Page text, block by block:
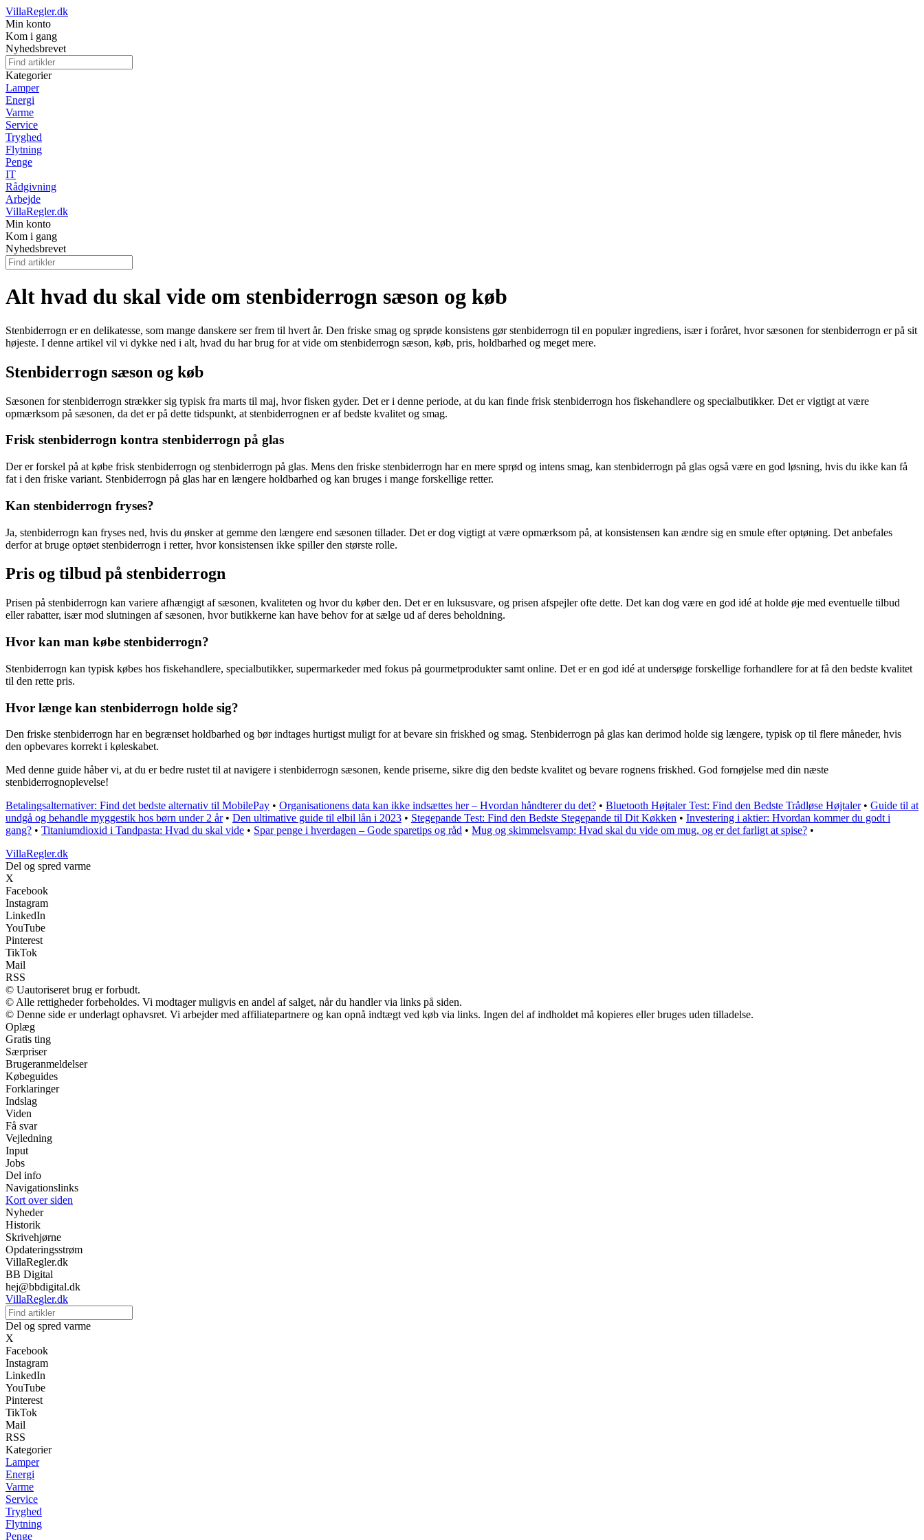
VillaRegler.dk
Min konto
Kom i gang
Nyhedsbrevet
Kategorier
Lamper
Energi
Varme
Service
Tryghed
Flytning
Penge
IT
Rådgivning
Arbejde
VillaRegler.dk
Min konto
Kom i gang
Nyhedsbrevet
Alt hvad du skal vide om stenbiderrogn sæson og køb
Stenbiderrogn er en delikatesse, som mange danskere ser frem til hvert år. Den friske smag og sprøde konsistens gør stenbiderrogn til en populær ingrediens, især i foråret, hvor sæsonen for stenbiderrogn er på sit
højeste. I denne artikel vil vi dykke ned i alt, hvad du har brug for at vide om stenbiderrogn sæson, køb, pris, holdbarhed og meget mere.
Stenbiderrogn sæson og køb
Sæsonen for stenbiderrogn strækker sig typisk fra marts til maj, hvor fisken gyder. Det er i denne periode, at du kan finde frisk stenbiderrogn hos fiskehandlere og specialbutikker. Det er vigtigt at være
opmærksom på sæsonen, da det er på dette tidspunkt, at stenbiderrognen er af bedste kvalitet og smag.
Frisk stenbiderrogn kontra stenbiderrogn på glas
Der er forskel på at købe frisk stenbiderrogn og stenbiderrogn på glas. Mens den friske stenbiderrogn har en mere sprød og intens smag, kan stenbiderrogn på glas også være en god løsning, hvis du ikke kan få
fat i den friske variant. Stenbiderrogn på glas har en længere holdbarhed og kan bruges i mange forskellige retter.
Kan stenbiderrogn fryses?
Ja, stenbiderrogn kan fryses ned, hvis du ønsker at gemme den længere end sæsonen tillader. Det er dog vigtigt at være opmærksom på, at konsistensen kan ændre sig en smule efter optøning. Det anbefales
derfor at bruge optøet stenbiderrogn i retter, hvor konsistensen ikke spiller den største rolle.
Pris og tilbud på stenbiderrogn
Prisen på stenbiderrogn kan variere afhængigt af sæsonen, kvaliteten og hvor du køber den. Det er en luksusvare, og prisen afspejler ofte dette. Det kan dog være en god idé at holde øje med eventuelle tilbud
eller rabatter, især mod slutningen af sæsonen, hvor butikkerne kan have behov for at sælge ud af deres beholdning.
Hvor kan man købe stenbiderrogn?
Stenbiderrogn kan typisk købes hos fiskehandlere, specialbutikker, supermarkeder med fokus på gourmetprodukter samt online. Det er en god idé at undersøge forskellige forhandlere for at få den bedste kvalitet
til den rette pris.
Hvor længe kan stenbiderrogn holde sig?
Den friske stenbiderrogn har en begrænset holdbarhed og bør indtages hurtigst muligt for at bevare sin friskhed og smag. Stenbiderrogn på glas kan derimod holde sig længere, typisk op til flere måneder, hvis
den opbevares korrekt i køleskabet.
Med denne guide håber vi, at du er bedre rustet til at navigere i stenbiderrogn sæsonen, kende priserne, sikre dig den bedste kvalitet og bevare rognens friskhed. God fornøjelse med din næste
stenbiderrognoplevelse!
Betalingsalternativer: Find det bedste alternativ til MobilePay • Organisationens data kan ikke indsættes her – Hvordan håndterer du det? • Bluetooth Højtaler Test: Find den Bedste Trådløse Højtaler• Guide til at
undgå og behandle myggestik hos børn under 2 år• Den ultimative guide til elbil lån i 2023 • Stegepande Test: Find den Bedste Stegepande til Dit Køkken • Investering i aktier: Hvordan kommer du godt i
gang? • Titaniumdioxid i Tandpasta: Hvad du skal vide • Spar penge i hverdagen – Gode sparetips og råd • Mug og skimmelsvamp: Hvad skal du vide om mug, og er det farligt at spise? •
VillaRegler.dk
Del og spred varme
X
Facebook
Instagram
LinkedIn
YouTube
Pinterest
TikTok
Mail
RSS
© Uautoriseret brug er forbudt.
© Alle rettigheder forbeholdes. Vi modtager muligvis en andel af salget, når du handler via links på siden.
© Denne side er underlagt ophavsret. Vi arbejder med affiliatepartnere og kan opnå indtægt ved køb via links. Ingen del af indholdet må kopieres eller bruges uden tilladelse.
Oplæg
Gratis ting
Særpriser
Brugeranmeldelser
Købeguides
Forklaringer
Indslag
Viden
Få svar
Vejledning
Input
Jobs
Del info
Navigationslinks
Kort over siden
Nyheder
Historik
Skrivehjørne
Opdateringsstrøm
VillaRegler.dk
BB Digital
hej@bbdigital.dk
VillaRegler.dk
Del og spred varme
X
Facebook
Instagram
LinkedIn
YouTube
Pinterest
TikTok
Mail
RSS
Kategorier
Lamper
Energi
Varme
Service
Tryghed
Flytning
Penge